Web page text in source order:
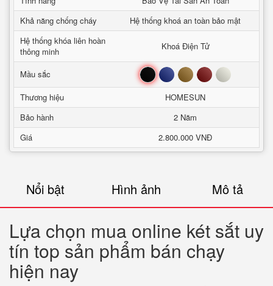
Khả năng chống cháy
Hệ thống khoá an toàn bảo mật
Hệ thống khóa liên hoàn
thông minh
Khoá Điện Tử
Mầu sắc Đen Xanh Nâu Đỏ Trắng
Thương hiệu
HOMESUN
Bảo hành
2 Năm
Giá
2.800.000 VNĐ
Nổi bật Hình ảnh Mô tả
Lựa chọn mua online két sắt uy
tín top sản phẩm bán chạy
hiện nay